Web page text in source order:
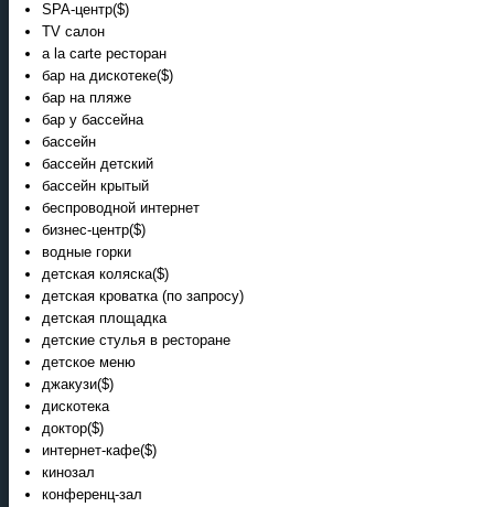
SPA-центр($)
TV салон
а la carte ресторан
бар на дискотеке($)
бар на пляже
бар у бассейна
бассейн
бассейн детский
бассейн крытый
беспроводной интернет
бизнес-центр($)
водные горки
детская коляска($)
детская кроватка (по запросу)
детская площадка
детские стулья в ресторане
детское меню
джакузи($)
дискотека
доктор($)
интернет-кафе($)
кинозал
конференц-зал